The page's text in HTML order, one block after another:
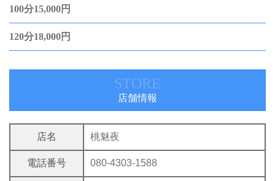
100分15,000円
120分18,000円
STORE
店舗情報
店名 桃魅夜
電話番号 080-4303-1588